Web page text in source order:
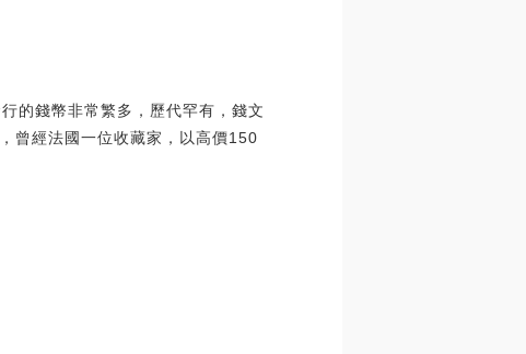
的錢幣非常繁多，歷代罕有，錢文
曾經法國一位收藏家，以高價150